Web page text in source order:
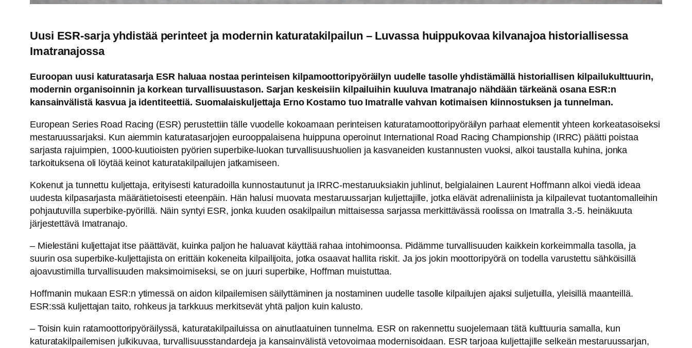
Uusi ESR-sarja yhdistää perinteet ja modernin katuratakilpailun – Luvassa huippukovaa kilvanajoa historiallisessa
Imatranajossa
Euroopan uusi katuratasarja ESR haluaa nostaa perinteisen kilpamoottoripyöräilyn uudelle tasolle yhdistämällä historiallisen kilpailukulttuurin,
modernin organisoinnin ja korkean turvallisuustason. Sarjan keskeisiin kilpailuihin kuuluva Imatranajo nähdään tärkeänä osana ESR:n
kansainvälistä kasvua ja identiteettiä. Suomalaiskuljettaja Erno Kostamo tuo Imatralle vahvan kotimaisen kiinnostuksen ja tunnelman.
European Series Road Racing (ESR) perustettiin tälle vuodelle kokoamaan perinteisen katuratamoottoripyöräilyn parhaat elementit yhteen korkeatasoiseksi
mestaruussarjaksi. Kun aiemmin katuratasarjojen eurooppalaisena huippuna operoinut International Road Racing Championship (IRRC) päätti poistaa
sarjasta rajuimpien, 1000-kuutioisten pyörien superbike-luokan turvallisuushuolien ja kasvaneiden kustannusten vuoksi, alkoi taustalla kuhina, jonka
tarkoituksena oli löytää keinot katuratakilpailujen jatkamiseen.
Kokenut ja tunnettu kuljettaja, erityisesti katuradoilla kunnostautunut ja IRRC-mestaruuksiakin juhlinut, belgialainen Laurent Hoffmann alkoi viedä ideaa
uudesta kilpasarjasta määrätietoisesti eteenpäin. Hän halusi muovata mestaruussarjan kuljettajille, jotka elävät adrenaliinista ja kilpailevat tuotantomalleihin
pohjautuvilla superbike-pyörillä. Näin syntyi ESR, jonka kuuden osakilpailun mittaisessa sarjassa merkittävässä roolissa on Imatralla 3.-5. heinäkuuta
järjestettävä Imatranajo.
– Mielestäni kuljettajat itse päättävät, kuinka paljon he haluavat käyttää rahaa intohimoonsa. Pidämme turvallisuuden kaikkein korkeimmalla tasolla, ja
suurin osa superbike-kuljettajista on erittäin kokeneita kilpailijoita, jotka osaavat hallita riskit. Ja jos jokin moottoripyörä on todella varustettu sähköisillä
ajoavustimilla turvallisuuden maksimoimiseksi, se on juuri superbike, Hoffman muistuttaa.
Hoffmanin mukaan ESR:n ytimessä on aidon kilpailemisen säilyttäminen ja nostaminen uudelle tasolle kilpailujen ajaksi suljetuilla, yleisillä maanteillä.
ESR:ssä kuljettajan taito, rohkeus ja tarkkuus merkitsevät yhtä paljon kuin kalusto.
– Toisin kuin ratamoottoripyöräilyssä, katuratakilpailuissa on ainutlaatuinen tunnelma. ESR on rakennettu suojelemaan tätä kulttuuria samalla, kun
katuratakilpailemisen julkikuvaa, turvallisuusstandardeja ja kansainvälistä vetovoimaa modernisoidaan. ESR tarjoaa kuljettajille selkeän mestaruussarjan,